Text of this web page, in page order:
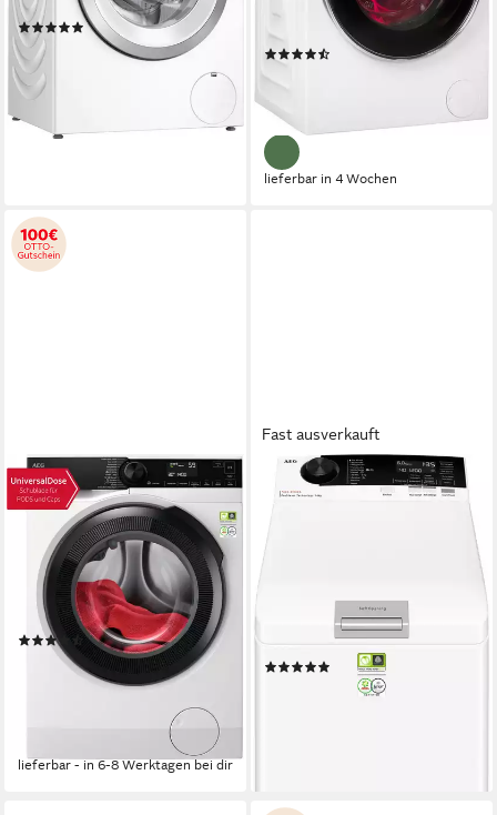
Produktdatenblatt
(135)
599,00 € UVP1.079,00 €
17,39 €
-44%
lieferbar - in 2-3 Werktagen bei dir
1400 U/min
Schleuderdrehzahl
Produktdatenblatt
(10)
449,00 €
-24%
lieferbar in 4 Wochen
AEG
Waschmaschine 8000
PowerCare® LR8EG75480
8 kg Kapazität Waschen
71 dB(A) Betriebsgeräusch
1400 U/min Schleuderdrehzahl
Produktdatenblatt
(7)
749,00 € UVP1.199,00 €
mtl. in 48 Raten
lieferbar - in 6-8 Werktagen bei dir
Fast ausverkauft
Waschmaschine Toplader
LTR7A70260
Betriebsgeräusch
1200 U/min Schleuderdrehzahl
Produktdatenblatt
UVP1.199,00 €